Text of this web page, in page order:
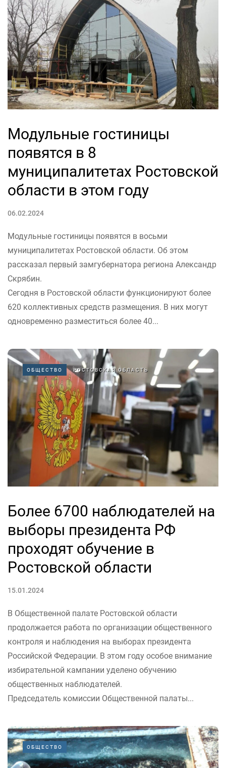
Модульные гостиницы
появятся в 8
муниципалитетах Ростовской
области в этом году
06.02.2024
Модульные гостиницы появятся в восьми
муниципалитетах Ростовской области. Об этом
рассказал первый замгубернатора региона Александр
Скрябин.
Сегодня в Ростовской области функционируют более
620 коллективных средств размещения. В них могут
одновременно разместиться более 40...
ОБЩЕСТВО РОСТОВСКАЯ ОБЛАСТЬ
Более 6700 наблюдателей на
выборы президента РФ
проходят обучение в
Ростовской области
15.01.2024
В Общественной палате Ростовской области
продолжается работа по организации общественного
контроля и наблюдения на выборах президента
Российской Федерации. В этом году особое внимание
избирательной кампании уделено обучению
общественных наблюдателей.
Председатель комиссии Общественной палаты...
ОБЩЕСТВО